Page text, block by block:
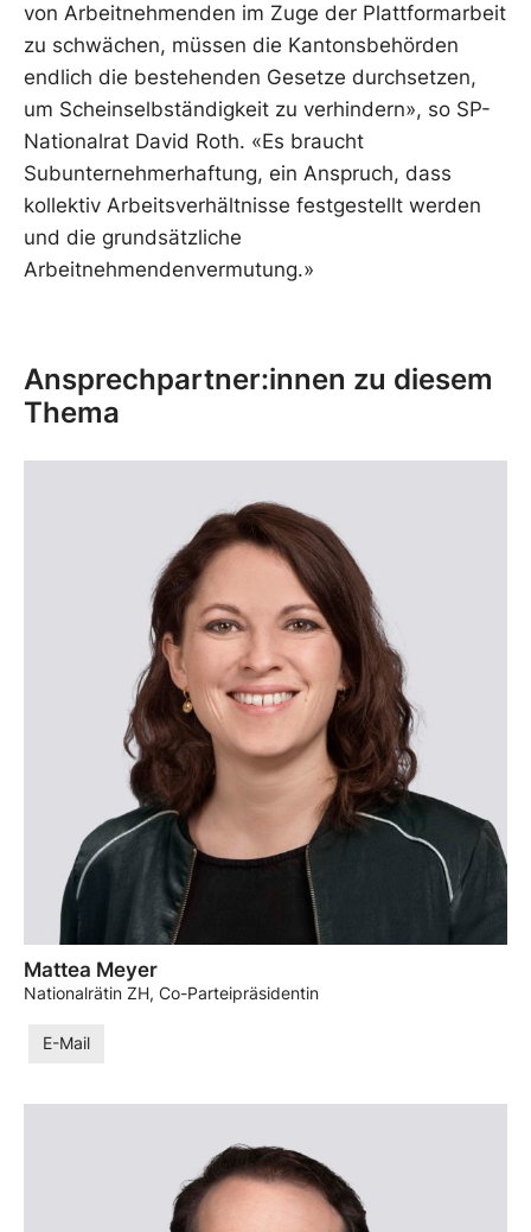
von Arbeitnehmenden im Zuge der Plattformarbeit
zu schwächen, müssen die Kantonsbehörden
endlich die bestehenden Gesetze durchsetzen,
um Scheinselbständigkeit zu verhindern», so SP-
Nationalrat David Roth. «Es braucht
Subunternehmerhaftung, ein Anspruch, dass
kollektiv Arbeitsverhältnisse festgestellt werden
und die grundsätzliche
Arbeitnehmendenvermutung.»
Ansprechpartner:innen zu diesem
Thema
Mattea Meyer
Nationalrätin ZH, Co-Parteipräsidentin
E-Mail